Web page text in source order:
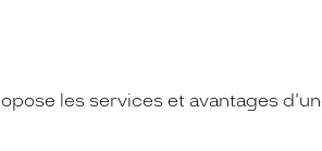
les services et avantages